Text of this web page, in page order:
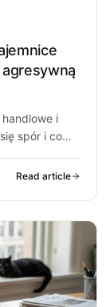
i
spór i co
Read article